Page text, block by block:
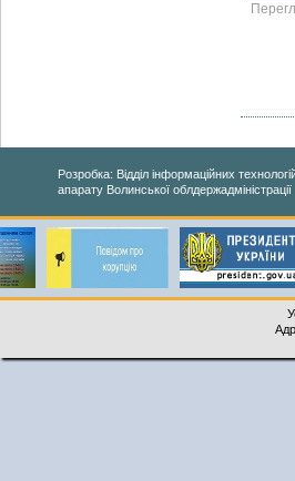
Розробка: Відділ інформаційних
апарату Волинської облдержадміністрації